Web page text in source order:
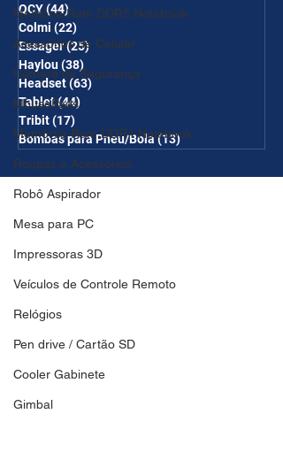
Memória Ram DDR5 Notebook
Acessórios de Celular
Câmera de Segurança
MousePads
Memórtia Ram DDR4 Notebook
Roupas e Acessórios
Robô Aspirador
Mesa para PC
Impressoras 3D
Veículos de Controle Remoto
Relógios
Pen drive / Cartão SD
Cooler Gabinete
Gimbal
QCY(44)44 posts
Colmi (22)
Essager(25)25 posts
Haylou(38)
Headset(63) 63 posts
Tablet(44)
Tribit(17)
Bombas para Pneu/Bola (13)13 posts